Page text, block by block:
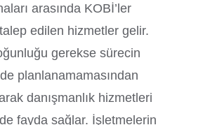
arasında KOBİ’ler
edilen hizmetler gelir.
gerekse sürecin
planlanamamasından
danışmanlık hizmetleri
fayda sağlar. İşletmelerin